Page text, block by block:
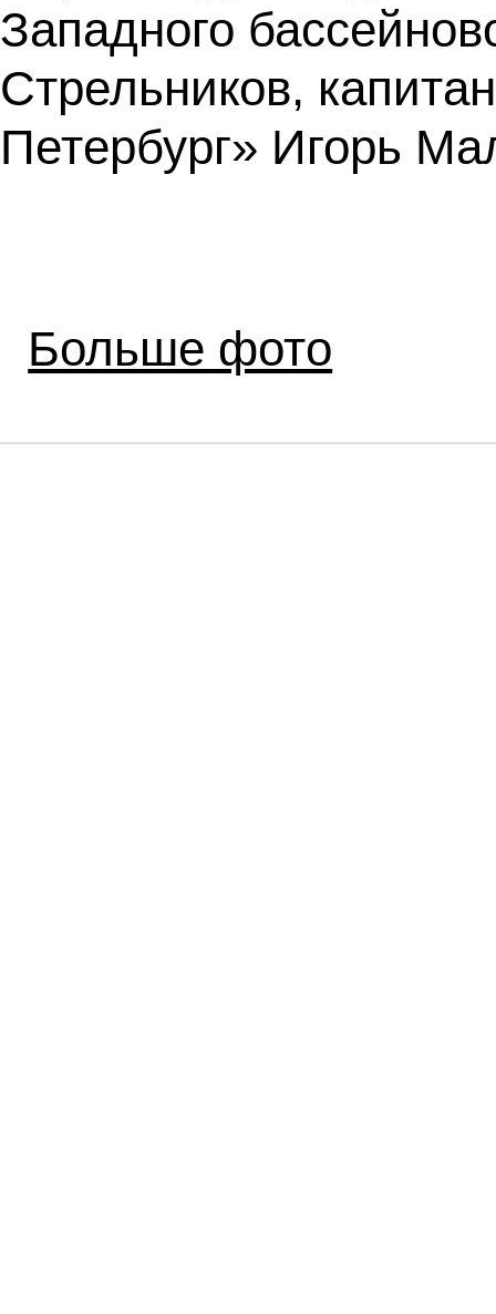
Западного
Стрельников,
Петербург» Игорь
Больше фото